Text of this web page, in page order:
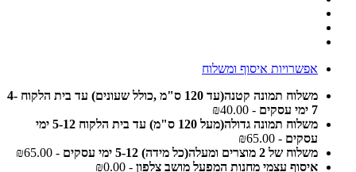
אפשרויות איסוף ומשלוח
משלוח תמונה קטנה(עד 120 ס"מ ,כולל שעונים) עד בית הלקוח 4-
7 ימי עסקים
- ₪40.00
משלוח תמונה גדולה(מעל 120 ס"מ) עד בית הלקוח 5-12 ימי
עסקים - ₪65.00
משלוח של 2 מוצרים ומעלה(כל מידה) 5-12 ימי עסקים
- ₪65.00
איסוף עצמי מחנות המפעל מושב צלפון - ₪0.00